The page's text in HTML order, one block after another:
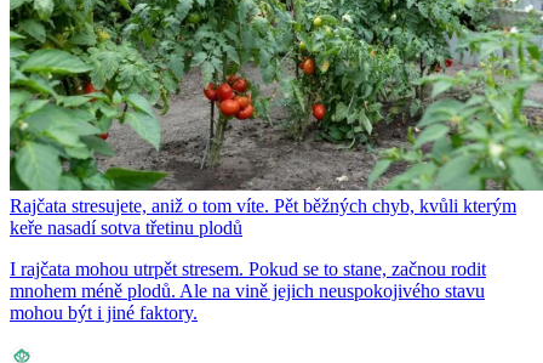
Rajčata stresujete, aniž o tom víte. Pět běžných chyb, kvůli kterým
keře nasadí sotva třetinu plodů
I rajčata mohou utrpět stresem. Pokud se to stane, začnou rodit
mnohem méně plodů. Ale na vině jejich neuspokojivého stavu
mohou být i jiné faktory.